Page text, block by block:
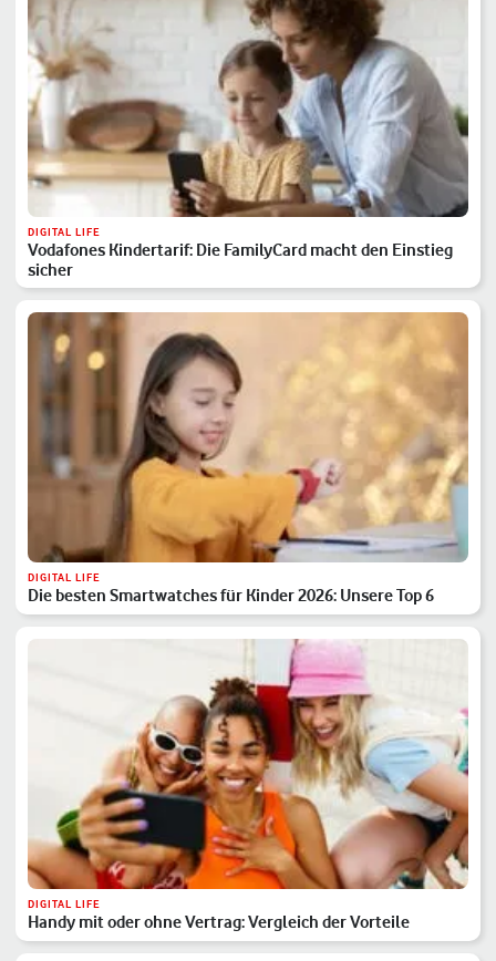
DIGITAL LIFE
Vodafones Kindertarif: Die FamilyCard macht den Einstieg
sicher
DIGITAL LIFE
Die besten Smartwatches für Kinder 2026: Unsere Top 6
DIGITAL LIFE
Handy mit oder ohne Vertrag: Vergleich der Vorteile